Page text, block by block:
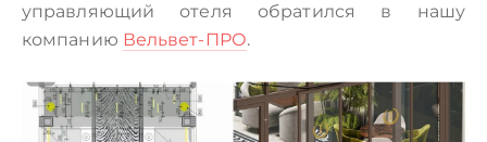
управляющий отеля обратился в нашу
компанию Вельвет-ПРО.